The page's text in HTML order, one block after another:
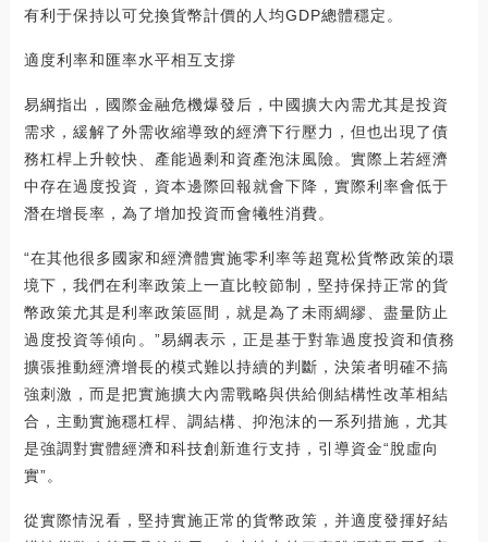
有利于保持以可兌換貨幣計價的人均GDP總體穩定。
適度利率和匯率水平相互支撐
易綱指出，國際金融危機爆發后，中國擴大內需尤其是投資
需求，緩解了外需收縮導致的經濟下行壓力，但也出現了債
務杠桿上升較快、產能過剩和資產泡沫風險。實際上若經濟
中存在過度投資，資本邊際回報就會下降，實際利率會低于
潛在增長率，為了增加投資而會犧牲消費。
“在其他很多國家和經濟體實施零利率等超寬松貨幣政策的環
境下，我們在利率政策上一直比較節制，堅持保持正常的貨
幣政策尤其是利率政策區間，就是為了未雨綢繆、盡量防止
過度投資等傾向。”易綱表示，正是基于對靠過度投資和債務
擴張推動經濟增長的模式難以持續的判斷，決策者明確不搞
強刺激，而是把實施擴大內需戰略與供給側結構性改革相結
合，主動實施穩杠桿、調結構、抑泡沫的一系列措施，尤其
是強調對實體經濟和科技創新進行支持，引導資金“脫虛向
實”。
從實際情況看，堅持實施正常的貨幣政策，并適度發揮好結